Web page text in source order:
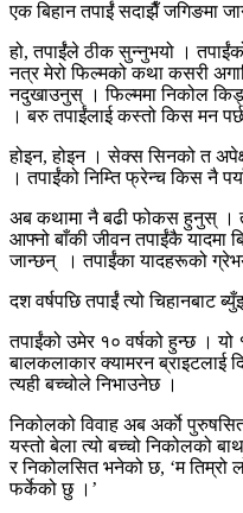
एक बिहान तपाईंं सदाझैँ जगिङमा
हो, तपाईंंले ठीक सुन्नुभयो ।
नत्र मेरो फिल्मको कथा कसरी
नदुखाउनुस् । फिल्ममा निकोल
। बरु तपाईंलाई कस्तो किस मन
होइन, होइन । सेक्स सिनको त
। तपाईंको निम्ति फ्रेन्च किस नै
अब कथामा नै बढी फोकस हुनुस् ।
आफ्नो बाँकी जीवन तपाईंकै यादमा
जान्छन् । तपाईंका यादहरूको
दश वर्षपछि तपाईंं त्यो चिहानबाट
तपाईंको उमेर १० वर्षको हुन्छ । यो
बालकलाकार क्यामरन ब्राइटलाई
त्यही बच्चोले निभाउनेछ ।
निकोलको विवाह अब अर्काे
यस्तो बेला त्यो बच्चो निकोलको
र निकोलसित भनेको छ, ‘म तिम्रो
फर्केको छु ।’